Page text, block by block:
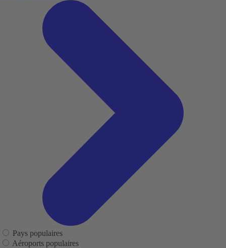
Pays populaires
Aéroports populaires